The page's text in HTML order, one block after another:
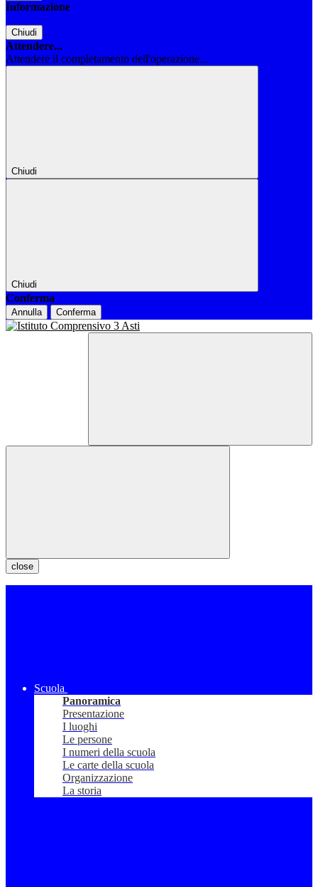
Informazione
Chiudi
Attendere...
Attendere il completamento dell'operazione...
Chiudi
Chiudi
Conferma
Annulla Conferma
close
Scuola
Panoramica
Presentazione
I luoghi
Le persone
I numeri della scuola
Le carte della scuola
Organizzazione
La storia